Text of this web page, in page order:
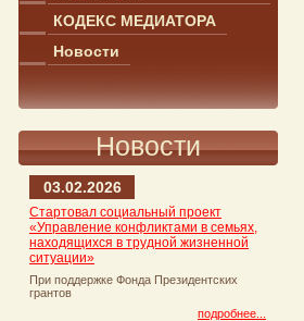
КОДЕКС МЕДИАТОРА
Новости
Новости
03.02.2026
Стартовал социальный проект
«Управление конфликтами в семьях,
находящихся в трудной жизненной
ситуации»
При поддержке Фонда Президентских
грантов
подробнее...